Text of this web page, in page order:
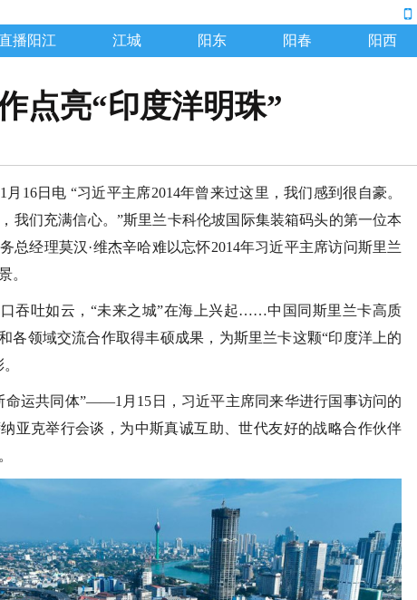
播阳江 江城 阳东 阳春 阳西
点亮“印度洋明珠”
月16日电 “习近平主席2014年曾来过这里，我们感到很自豪。
我们充满信心。”斯里兰卡科伦坡国际集装箱码头的第一位本
总经理莫汉·维杰辛哈难以忘怀2014年习近平主席访问斯里兰
。
吞吐如云，“未来之城”在海上兴起……中国同斯里兰卡高质
各领域交流合作取得丰硕成果，为斯里兰卡这颗“印度洋上的
命运共同体”——1月15日，习近平主席同来华进行国事访问的
亚克举行会谈，为中斯真诚互助、世代友好的战略合作伙伴